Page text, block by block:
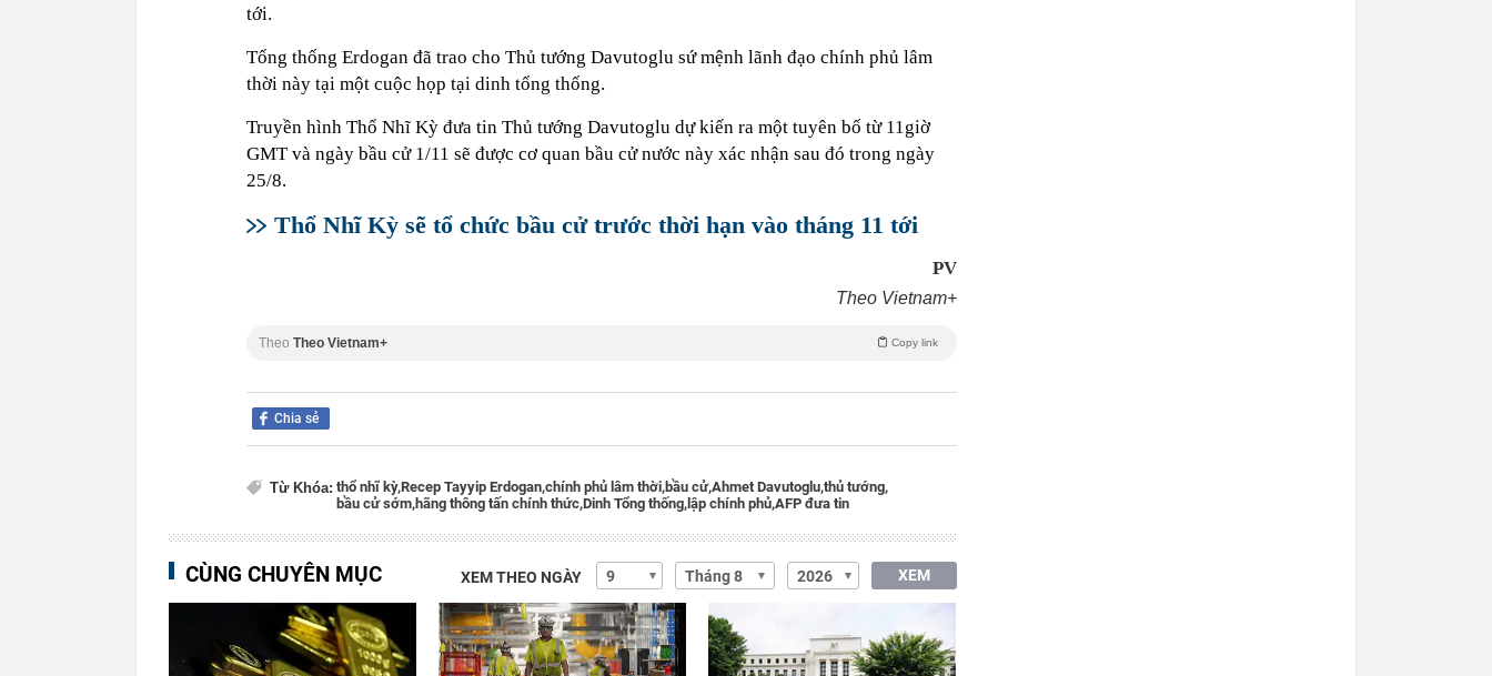
tới.
Tổng thống Erdogan đã trao cho Thủ tướng Davutoglu sứ mệnh lãnh đạo chính phủ lâm
thời này tại một cuộc họp tại dinh tổng thống.
Truyền hình Thổ Nhĩ Kỳ đưa tin Thủ tướng Davutoglu dự kiến ra một tuyên bố từ 11giờ
GMT và ngày bầu cử 1/11 sẽ được cơ quan bầu cử nước này xác nhận sau đó trong ngày
25/8.
Thổ Nhĩ Kỳ sẽ tổ chức bầu cử trước thời hạn vào tháng 11 tới
PV
Theo Vietnam+
Theo Theo Vietnam+ Copy link
Chia sẻ
Từ Khóa: thổ nhĩ kỳ,Recep Tayyip Erdogan,chính phủ lâm thời,bầu cử,Ahmet Davutoglu,thủ tướng,
bầu cử sớm,hãng thông tấn chính thức,Dinh Tổng thống, lập chính phủ,AFP đưa tin
CÙNG CHUYÊN MỤC XEM THEO NGÀY XEM